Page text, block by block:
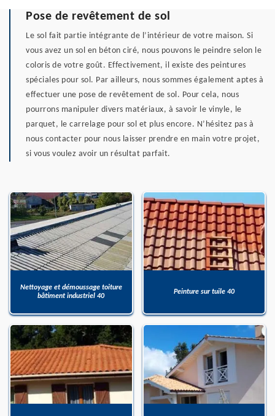
Pose de revêtement de sol
Le sol fait partie intégrante de l’intérieur de votre maison. Si
vous avez un sol en béton ciré, nous pouvons le peindre selon le
coloris de votre goût. Effectivement, il existe des peintures
spéciales pour sol. Par ailleurs, nous sommes également aptes à
effectuer une pose de revêtement de sol. Pour cela, nous
pourrons manipuler divers matériaux, à savoir le vinyle, le
parquet, le carrelage pour sol et plus encore. N’hésitez pas à
nous contacter pour nous laisser prendre en main votre projet,
si vous voulez avoir un résultat parfait.
Nettoyage et démoussage toiture
bâtiment industriel 40
Peinture sur tuile 40